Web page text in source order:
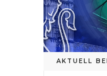
AKTUELL